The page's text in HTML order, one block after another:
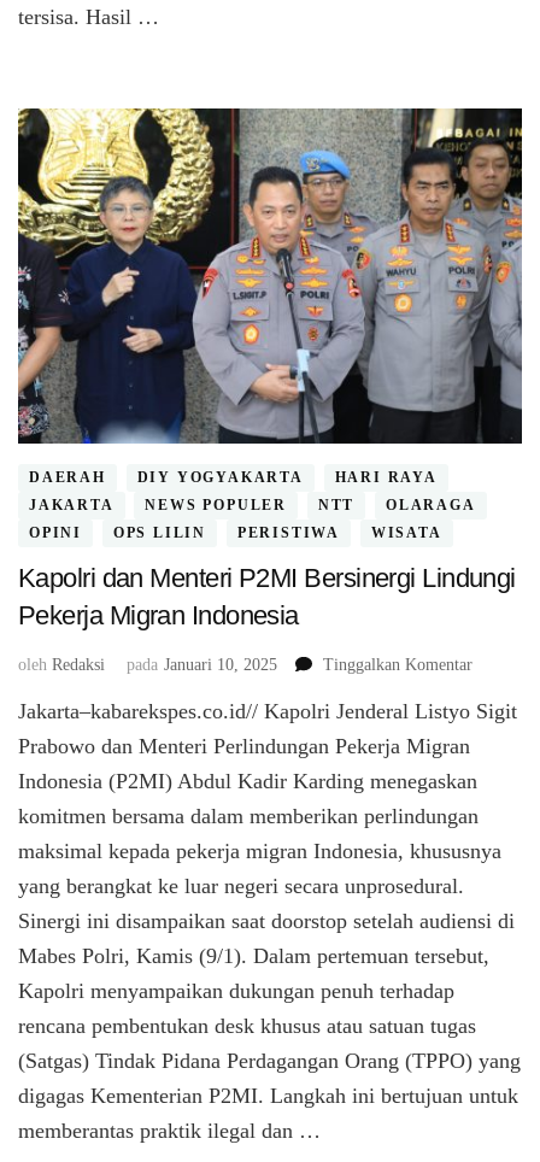
tersisa. Hasil …
DAERAH DIY YOGYAKARTA
HARI RAYA
JAKARTA
NEWS POPULER NTT
OLARAGA
OPINI
OPS LILIN PERISTIWA WISATA
Kapolri dan Menteri P2MI Bersinergi Lindungi
Pekerja Migran Indonesia
oleh Redaksi pada Januari 10, 2025 Tinggalkan Komentarpada
dan
Bersinergi
Lindungi
Migran
Jakarta–kabarekspes.co.id// Kapolri Jenderal Listyo Sigit
Prabowo dan Menteri Perlindungan Pekerja Migran
Indonesia (P2MI) Abdul Kadir Karding menegaskan
komitmen bersama dalam memberikan perlindungan
maksimal kepada pekerja migran Indonesia, khususnya
yang berangkat ke luar negeri secara unprosedural.
Sinergi ini disampaikan saat doorstop setelah audiensi di
Mabes Polri, Kamis (9/1). Dalam pertemuan tersebut,
Kapolri menyampaikan dukungan penuh terhadap
rencana pembentukan desk khusus atau satuan tugas
(Satgas) Tindak Pidana Perdagangan Orang (TPPO) yang
digagas Kementerian P2MI. Langkah ini bertujuan untuk
memberantas praktik ilegal dan …